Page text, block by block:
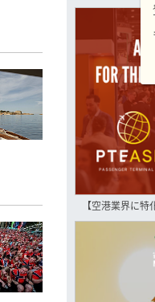
【空港業界に